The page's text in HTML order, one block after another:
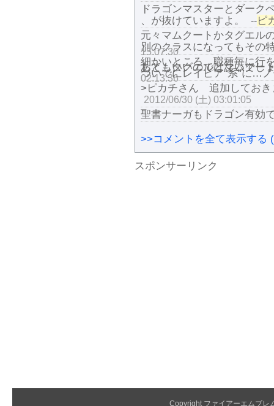
ドラゴンマスターとダーク
、が抜けていますよ。
--ピ
元々マムクートかタグエル
別のクラスになってもその
15:07:30
細かいところ、職種毎に行
あと、タグエルとマムクートは(長くなるけど)キャラ名を括弧書き追記してもいい
ついでにレイピア“系“に…
02:13:36
>ピカチさん 追加しておき
2012/06/30 (土) 03:01:05
聖書ナーガもドラゴン有効
>>コメントを全て表示する
スポンサーリンク
Copyright ファイアーエムブ